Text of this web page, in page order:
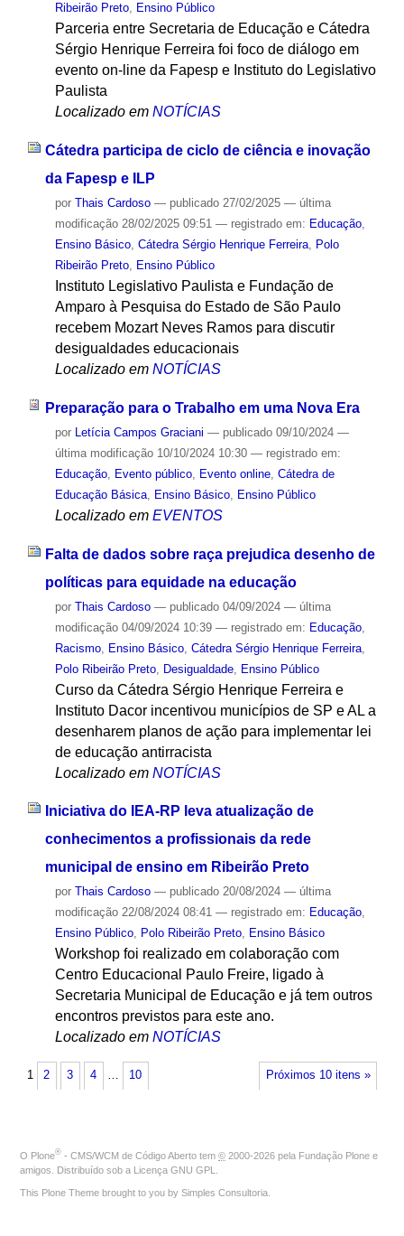
Ribeirão Preto, Ensino Público
Parceria entre Secretaria de Educação e Cátedra
Sérgio Henrique Ferreira foi foco de diálogo em
evento on-line da Fapesp e Instituto do Legislativo
Paulista
Localizado em NOTÍCIAS
Cátedra participa de ciclo de ciência e inovação
da Fapesp e ILP
por Thais Cardoso — publicado27/02/2025 — última
modificação28/02/2025 09:51 — registrado em: Educação,
Ensino Básico, Cátedra Sérgio Henrique Ferreira, Polo
Ribeirão Preto, Ensino Público
Instituto Legislativo Paulista e Fundação de
Amparo à Pesquisa do Estado de São Paulo
recebem Mozart Neves Ramos para discutir
desigualdades educacionais
Localizado em NOTÍCIAS
Preparação para o Trabalho em uma Nova Era
por Letícia Campos Graciani — publicado09/10/2024 —
última modificação10/10/2024 10:30 — registrado em:
Educação, Evento público, Evento online, Cátedra de
Educação Básica, Ensino Básico, Ensino Público
Localizado em EVENTOS
Falta de dados sobre raça prejudica desenho de
políticas para equidade na educação
por Thais Cardoso — publicado04/09/2024 — última
modificação04/09/2024 10:39 — registrado em: Educação,
Racismo, Ensino Básico, Cátedra Sérgio Henrique Ferreira,
Polo Ribeirão Preto, Desigualdade, Ensino Público
Curso da Cátedra Sérgio Henrique Ferreira e
Instituto Dacor incentivou municípios de SP e AL a
desenharem planos de ação para implementar lei
de educação antirracista
Localizado em NOTÍCIAS
Iniciativa do IEA-RP leva atualização de
conhecimentos a profissionais da rede
municipal de ensino em Ribeirão Preto
por Thais Cardoso — publicado20/08/2024 — última
modificação22/08/2024 08:41 — registrado em: Educação,
Ensino Público, Polo Ribeirão Preto, Ensino Básico
Workshop foi realizado em colaboração com
Centro Educacional Paulo Freire, ligado à
Secretaria Municipal de Educação e já tem outros
encontros previstos para este ano.
Localizado em NOTÍCIAS
Próximos 10 itens »
1 2 3 4 … 10
O Plone® - CMS/WCM de Código Aberto tem © 2000-2026 pela Fundação Plone e
amigos. Distribuído sob a Licença GNU GPL
This Plone Theme brought to you by Simples Consultoria